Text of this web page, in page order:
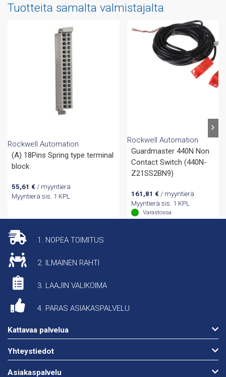
Tuotteita samalta valmistajalta
Rockwell Automation
(A) 18Pins Spring type terminal
block
55,61 €/ myyntierä
Myyntierä sis. 1 KPL
Rockwell Automation
Guardmaster 440N Non
Contact Switch (440N-
Z21SS2BN9)
161,81 € / myyntierä
Myyntierä sis. 1 KPL
Varastossa
1. NOPEA TOIMITUS
2. ILMAINEN RAHTI
3. LAAJIN VALIKOIMA
4. PARAS ASIAKASPALVELU
Kattavaa palvelua
Yhteystiedot
Asiakaspalvelu